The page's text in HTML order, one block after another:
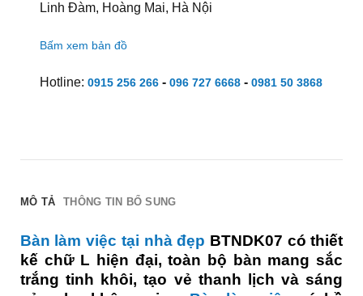
Linh Đàm, Hoàng Mai, Hà Nội
Bấm xem bản đồ
Hotline: 0915 256 266- 096 727 6668- 0981 50 3868
MÔ TẢ THÔNG TIN BỔ SUNG
Bàn làm việc tại nhà đẹp BTNDK07 có thiết
kế chữ L hiện đại, toàn bộ bàn mang sắc
trắng tinh khôi, tạo vẻ thanh lịch và sáng